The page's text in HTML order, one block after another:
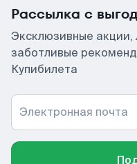
Рассылка с
Эксклюзивные акции,
заботливые
Купибилета
Электронная почта